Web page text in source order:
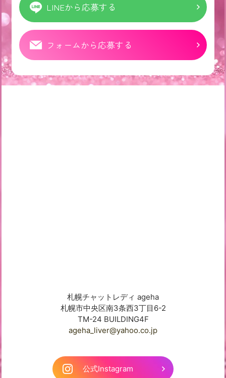
LINEから応募する
フォームから応募する
札幌チャットレディ ageha
札幌市中央区南3条西3丁目6-2
TM-24 BUILDING4F
ageha_liver@yahoo.co.jp
公式Instagram